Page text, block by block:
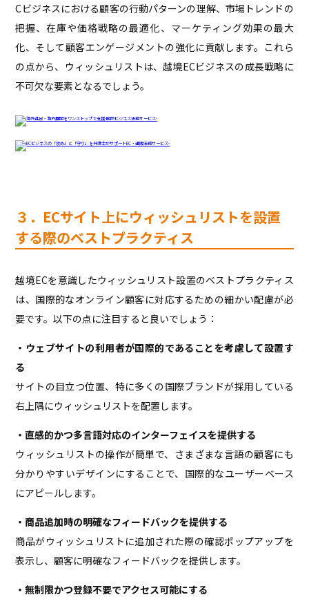
Cビジネスにおける顧客の行動パターンの理解、市場トレンドの
把握、在庫や価格戦略の最適化、マーケティング効果の最大
化、そして顧客エンゲージメントの強化に貢献します。これら
の点から、ウィッシュリストは、越境ECビジネスの成長戦略に
不可欠な要素となるでしょう。
３．ECサイト上にウィッシュリストを設置
する際のベストプラクティス
越境ECを意識したウィッシュリスト設置のベストプラクティス
は、国際的なオンライン顧客に対応するための細かい配慮が必
要です。以下の点に注目すると良いでしょう：
・ウェブサイトの利用者が国際的であることを考慮して設置す
る
サイトの目立つ位置、特に多くの国際ブランドが採用している
右上隅にウィッシュリストを配置します。
・直感的かつ多言語対応のインターフェイスを提供する
ウィッシュリストの操作が簡単で、さまざまな言語の顧客にも
分かりやすいデザインにすることで、国際的なユーザーベース
にアピールします。
・商品追加時の明確なフィードバックを提供する
商品がウィッシュリストに追加された際の確認ポップアップを
表示し、顧客に明確なフィードバックを提供します。
・無制限かつ登録不要でアクセス可能にする